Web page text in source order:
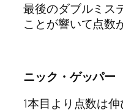
最後のダブルミス
ことが響いて点数
ニック・ゲッパー
1本目より点数は伸